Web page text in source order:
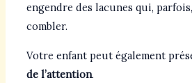
engendre des lacunes qui,
combler.
Votre enfant peut également
de l’attention.